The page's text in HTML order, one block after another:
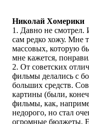
Николай Хомерики
1. Давно не смотрел.
сам редко хожу. Мне
массовых, которую
мне кажется,
2. От советских
фильмы делались с
больших средств.
картины (были,
фильмы, как,
недорого, но стал
огромные бюджеты.